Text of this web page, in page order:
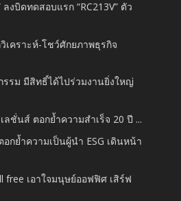
ลงบิดทดสอบแรก “RC213V” ตัว
เคราะห์-โชว์ศักยภาพธุรกิจ
รม มีสิทธิ์ได้ไปร่วมงานยิ่งใหญ่
ลชั่นส์ ตอกย้ำความสำเร็จ 20 ปี ...
กย้ำความเป็นผู้นำ ESG เดินหน้า
free เอาใจมนุษย์ออฟฟิศ เสิร์ฟ